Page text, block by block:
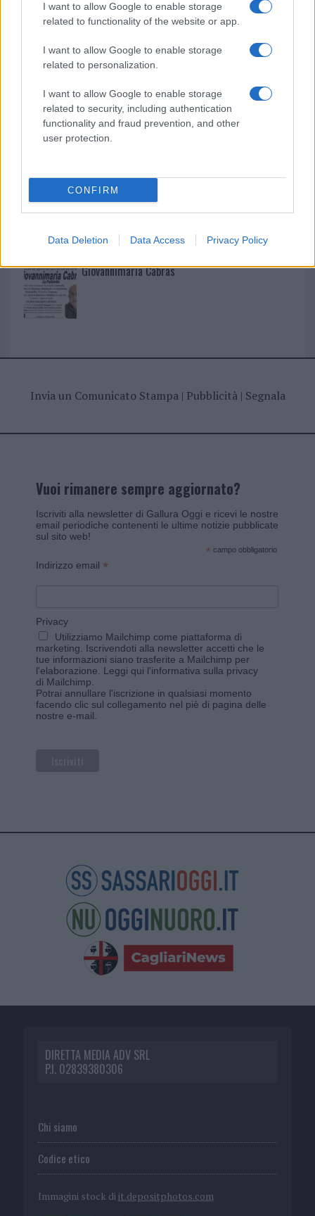
I want to allow Google to enable storage
related to functionality of the website or app.
I want to allow Google to enable storage
related to personalization.
I want to allow Google to enable storage
related to security, including authentication
functionality and fraud prevention, and other
user protection.
CONFIRM
Data Deletion Data Access Privacy Policy
Martina Agostina Diturco
I nostri cari
I nostri cari
Giovannimaria Cabras
Invia un Comunicato Stampa| Pubblicità| Segnala
Vuoi rimanere sempre aggiornato?
Iscriviti alla newsletter di Gallura Oggi e ricevi le nostre
email periodiche contenenti le ultime notizie pubblicate
sul sito web!
* campo obbligatorio
Indirizzo email *
Privacy
Utilizziamo Mailchimp come piattaforma di
marketing. Iscrivendoti alla newsletter accetti che le
tue informazioni siano trasferite a Mailchimp per
l'elaborazione. Leggi qui l'informativa sulla privacy
di Mailchimp
Potrai annullare l'iscrizione in qualsiasi momento
facendo clic sul collegamento nel piè di pagina delle
nostre e-mail.
DIRETTA MEDIA ADV SRL
P.I. 02839380306
Chi siamo
Codice etico
Immagini stock di it.depositphotos.com